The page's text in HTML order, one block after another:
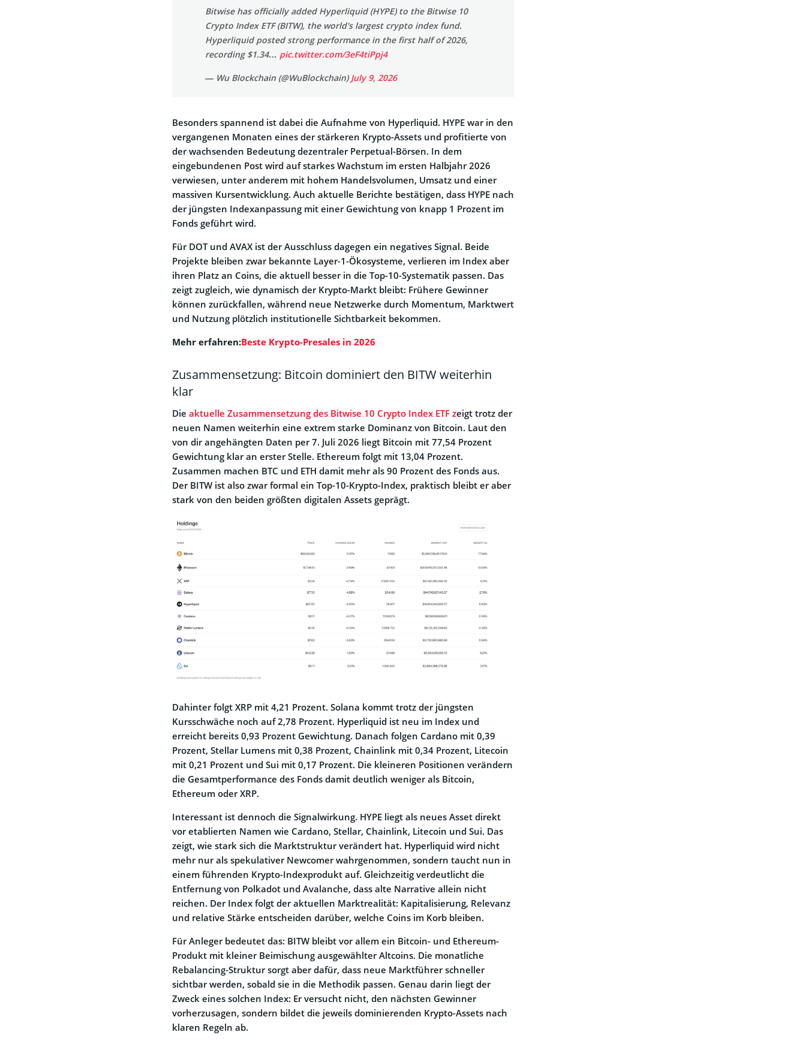
Bitwise has officially added Hyperliquid (HYPE) to the Bitwise 10
Crypto Index ETF (BITW), the world's largest crypto index fund.
Hyperliquid posted strong performance in the first half of 2026,
recording $1.34… pic.twitter.com/3eF4tiPpj4
— Wu Blockchain (@WuBlockchain)July 9, 2026
Besonders spannend ist dabei die Aufnahme von Hyperliquid. HYPE war in den
vergangenen Monaten eines der stärkeren Krypto-Assets und profitierte von
der wachsenden Bedeutung dezentraler Perpetual-Börsen. In dem
eingebundenen Post wird auf starkes Wachstum im ersten Halbjahr 2026
verwiesen, unter anderem mit hohem Handelsvolumen, Umsatz und einer
massiven Kursentwicklung. Auch aktuelle Berichte bestätigen, dass HYPE nach
der jüngsten Indexanpassung mit einer Gewichtung von knapp 1 Prozent im
Fonds geführt wird.
Für DOT und AVAX ist der Ausschluss dagegen ein negatives Signal. Beide
Projekte bleiben zwar bekannte Layer-1-Ökosysteme, verlieren im Index aber
ihren Platz an Coins, die aktuell besser in die Top-10-Systematik passen. Das
zeigt zugleich, wie dynamisch der Krypto-Markt bleibt: Frühere Gewinner
können zurückfallen, während neue Netzwerke durch Momentum, Marktwert
und Nutzung plötzlich institutionelle Sichtbarkeit bekommen.
Mehr erfahren:Beste Krypto-Presales in 2026
Zusammensetzung: Bitcoin dominiert den BITW weiterhin
klar
Die aktuelle Zusammensetzung des Bitwise 10 Crypto Index ETF zeigt trotz der
neuen Namen weiterhin eine extrem starke Dominanz von Bitcoin. Laut den
von dir angehängten Daten per 7. Juli 2026 liegt Bitcoin mit 77,54 Prozent
Gewichtung klar an erster Stelle. Ethereum folgt mit 13,04 Prozent.
Zusammen machen BTC und ETH damit mehr als 90 Prozent des Fonds aus.
Der BITW ist also zwar formal ein Top-10-Krypto-Index, praktisch bleibt er aber
stark von den beiden größten digitalen Assets geprägt.
Dahinter folgt XRP mit 4,21 Prozent. Solana kommt trotz der jüngsten
Kursschwäche noch auf 2,78 Prozent. Hyperliquid ist neu im Index und
erreicht bereits 0,93 Prozent Gewichtung. Danach folgen Cardano mit 0,39
Prozent, Stellar Lumens mit 0,38 Prozent, Chainlink mit 0,34 Prozent, Litecoin
mit 0,21 Prozent und Sui mit 0,17 Prozent. Die kleineren Positionen verändern
die Gesamtperformance des Fonds damit deutlich weniger als Bitcoin,
Ethereum oder XRP.
Interessant ist dennoch die Signalwirkung. HYPE liegt als neues Asset direkt
vor etablierten Namen wie Cardano, Stellar, Chainlink, Litecoin und Sui. Das
zeigt, wie stark sich die Marktstruktur verändert hat. Hyperliquid wird nicht
mehr nur als spekulativer Newcomer wahrgenommen, sondern taucht nun in
einem führenden Krypto-Indexprodukt auf. Gleichzeitig verdeutlicht die
Entfernung von Polkadot und Avalanche, dass alte Narrative allein nicht
reichen. Der Index folgt der aktuellen Marktrealität: Kapitalisierung, Relevanz
und relative Stärke entscheiden darüber, welche Coins im Korb bleiben.
Für Anleger bedeutet das: BITW bleibt vor allem ein Bitcoin- und Ethereum-
Produkt mit kleiner Beimischung ausgewählter Altcoins. Die monatliche
Rebalancing-Struktur sorgt aber dafür, dass neue Marktführer schneller
sichtbar werden, sobald sie in die Methodik passen. Genau darin liegt der
Zweck eines solchen Index: Er versucht nicht, den nächsten Gewinner
vorherzusagen, sondern bildet die jeweils dominierenden Krypto-Assets nach
klaren Regeln ab.